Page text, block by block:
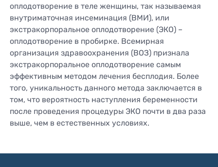
оплодотворение в теле женщины, так называемая
внутриматочная инсеминация (ВМИ), или
экстракорпоральное оплодотворение (ЭКО) –
оплодотворение в пробирке. Всемирная
организация здравоохранения (ВОЗ) признала
экстракорпоральное оплодотворение самым
эффективным методом лечения бесплодия. Более
того, уникальность данного метода заключается в
том, что вероятность наступления беременности
после проведения процедуры ЭКО почти в два раза
выше, чем в естественных условиях.